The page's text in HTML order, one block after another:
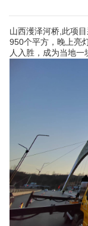
山西濩泽河桥,此项
950个平方，晚上亮
人入胜，成为当地一